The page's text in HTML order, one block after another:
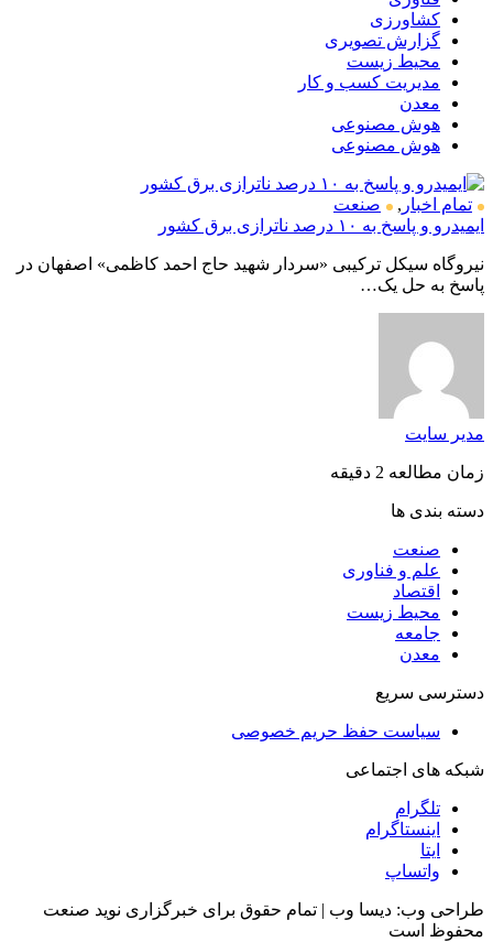
کشاورزی
گزارش تصویری
محیط زیست
مدیریت کسب و کار
معدن
هوش مصنوعی
هوش مصنوعی
تمام اخبار ,
صنعت
ایمیدرو و پاسخ به ۱۰ درصد ناترازی برق کشور
نیروگاه سیکل ترکیبی «سردار شهید حاج احمد کاظمی» اصفهان در
پاسخ به حل یک…
مدیر سایت
زمان مطالعه 2 دقیقه
دسته بندی ها
صنعت
علم و فناوری
اقتصاد
محیط زیست
جامعه
معدن
دسترسی سریع
سیاست حفظ حریم خصوصی
شبکه های اجتماعی
تلگرام
اینستاگرام
ایتا
واتساپ
طراحی وب: دیسا وب | تمام حقوق برای خبرگزاری نوید صنعت
محفوظ است